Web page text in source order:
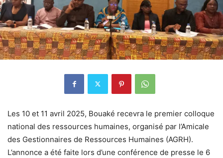
Les 10 et 11 avril 2025, Bouaké recevra le premier colloque
national des ressources humaines, organisé par l’Amicale
des Gestionnaires de Ressources Humaines (AGRH).
L’annonce a été faite lors d’une conférence de presse le 6